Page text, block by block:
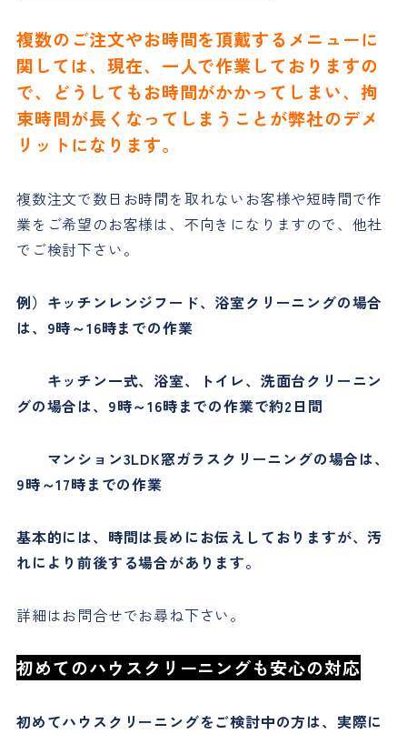
複数のご注文やお時間を頂戴するメニューに
関しては、現在、一人で作業しておりますの
で、どうしてもお時間がかかってしまい、拘
束時間が長くなってしまうことが弊社のデメ
リットになります。
複数注文で数日お時間を取れないお客様や短時間で作
業をご希望のお客様は、不向きになりますので、他社
でご検討下さい。
例）キッチンレンジフード、浴室クリーニングの場合
は、9時～16時までの作業
キッチン一式、浴室、トイレ、洗面台クリーニン
グの場合は、9時～16時までの作業で約2日間
マンション3LDK窓ガラスクリーニングの場合は、
9時～17時までの作業
基本的には、時間は長めにお伝えしておりますが、汚
れにより前後する場合があります。
詳細はお問合せでお尋ね下さい。
初めてのハウスクリーニングも安心の対応
初めてハウスクリーニングをご検討中の方は、実際に